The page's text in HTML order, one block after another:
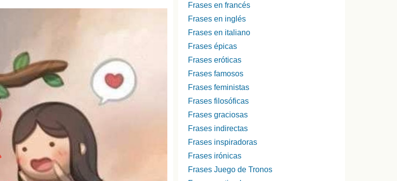
Frases en francés
Frases en inglés
Frases en italiano
Frases épicas
Frases eróticas
Frases famosos
Frases feministas
Frases filosóficas
Frases graciosas
Frases indirectas
Frases inspiradoras
Frases irónicas
Frases Juego de Tronos